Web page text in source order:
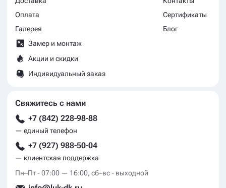
Оплата
Галерея
Замер и монтаж
Акции и скидки
Индивидуальный заказ
Сертификаты
Блог
Свяжитесь с нами
+7 (842) 228-98-88
— единый телефон
+7 (927) 988-50-04
— клиентская поддержка
Пн–Пт - 07:00 — 16:00, сб–вс - выходной